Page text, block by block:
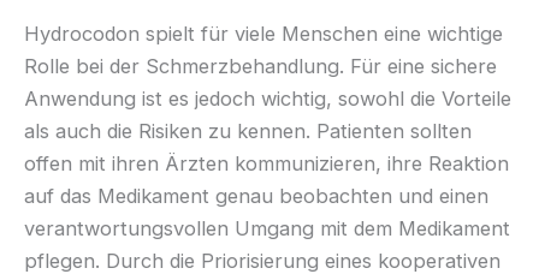
Hydrocodon spielt für viele Menschen eine wichtige
Rolle bei der Schmerzbehandlung. Für eine sichere
Anwendung ist es jedoch wichtig, sowohl die Vorteile
als auch die Risiken zu kennen. Patienten sollten
offen mit ihren Ärzten kommunizieren, ihre Reaktion
auf das Medikament genau beobachten und einen
verantwortungsvollen Umgang mit dem Medikament
pflegen. Durch die Priorisierung eines kooperativen